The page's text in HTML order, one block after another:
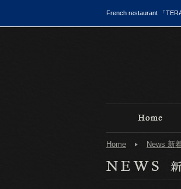
French restaurant 「
Home News 新